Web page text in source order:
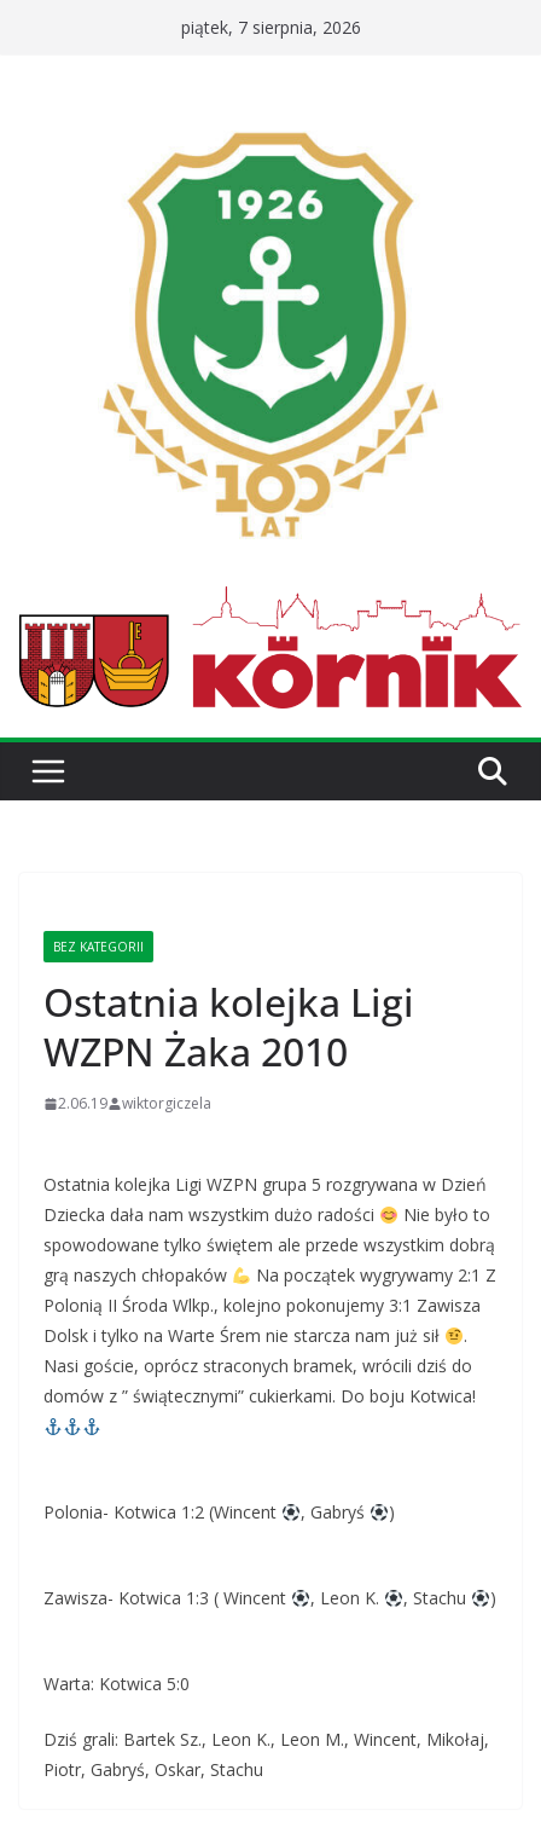
piątek, 7 sierpnia, 2026
BEZ KATEGORII
Ostatnia kolejka Ligi
WZPN Żaka 2010
2.06.19 wiktorgiczela
Ostatnia kolejka Ligi WZPN grupa 5 rozgrywana w Dzień
Dziecka dała nam wszystkim dużo radości
Nie było to
spowodowane tylko świętem ale przede wszystkim dobrą
grą naszych chłopaków
Na początek wygrywamy 2:1 Z
Polonią II Środa Wlkp., kolejno pokonujemy 3:1 Zawisza
Dolsk i tylko na Warte Śrem nie starcza nam już sił
.
Nasi goście, oprócz straconych bramek, wrócili dziś do
domów z ” świątecznymi” cukierkami. Do boju Kotwica!
Polonia- Kotwica 1:2 (Wincent , Gabryś )
Zawisza- Kotwica 1:3 ( Wincent , Leon K. , Stachu )
Warta: Kotwica 5:0
Dziś grali: Bartek Sz., Leon K., Leon M., Wincent, Mikołaj,
Piotr, Gabryś, Oskar, Stachu